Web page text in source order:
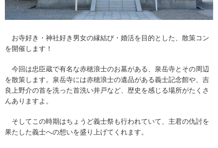
お寺好き・神社好き男女の縁結び・婚活を目的とした、散策コン
を開催します！
今回は忠臣蔵で有名な赤穂浪士のお墓がある、泉岳寺とその周辺
を散策します。泉岳寺には赤穂浪士の遺品がある義士記念館や、吉
良上野介の首を洗った首洗い井戸など、歴史を感じる場所がたくさ
んありますよ。
そしてこの時期はちょうど義士祭も行われていて、主君の仇討を
果たした義士への想いを盛り上げてくれます。